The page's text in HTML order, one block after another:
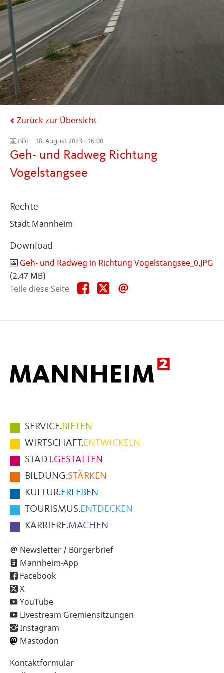
Zurück zur Übersicht
Bild | 18. August 2023 - 16:00
Geh- und Radweg Richtung
Vogelstangsee
Rechte
Stadt Mannheim
Download
Geh- und Radweg in Richtung Vogelstangsee_0.JPG
(2.47 MB)
Teile diese Seite
Teile
diese
Teile
diese
Hauptmenüpunkte
im
Fußbereich
der
Seite
SERVICE.BIETEN
WIRTSCHAFT.ENTWICKELN
STADT.GESTALTEN
BILDUNG.STÄRKEN
KULTUR.ERLEBEN
TOURISMUS.ENTDECKEN
KARRIERE.MACHEN
Newsletter / Bürgerbrief
Mannheim-App
Facebook
X
YouTube
Livestream Gremiensitzungen
Instagram
Mastodon
Sekundärnavigation
Kontaktformular